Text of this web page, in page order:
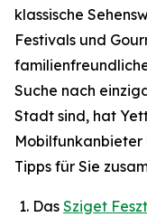
klassische
Festivals und
Suche nach
Stadt sind, hat
Mobilfunkanbieter
Tipps für Sie
Das Sziget